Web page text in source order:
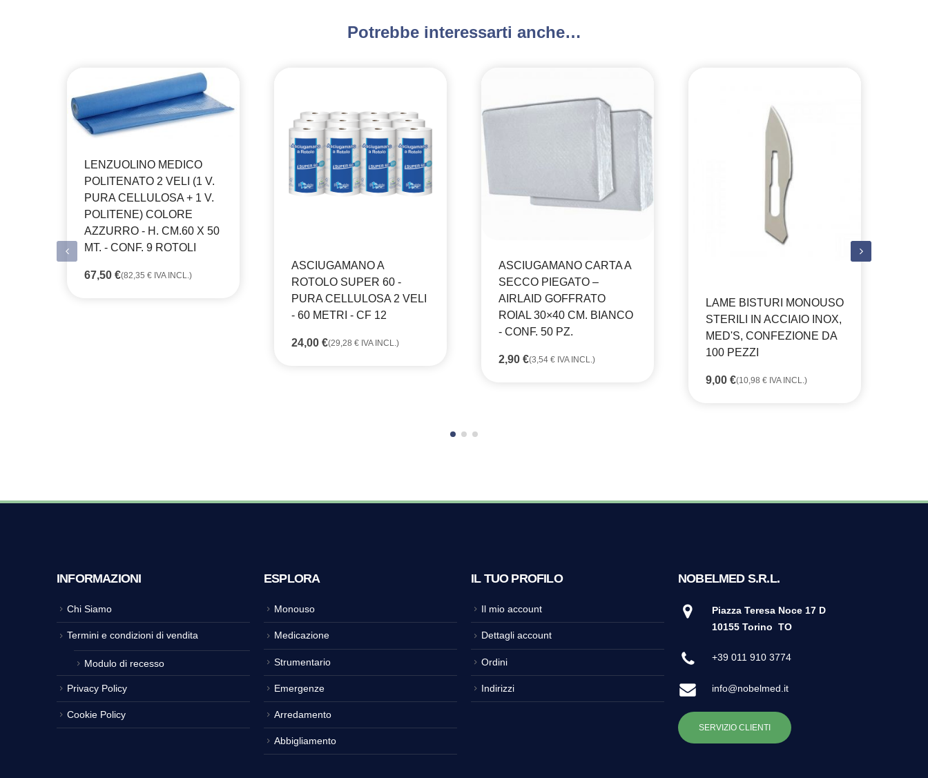
Potrebbe interessarti anche…
LENZUOLINO MEDICO
POLITENATO 2 VELI (1 V.
PURA CELLULOSA + 1 V.
POLITENE) COLORE
AZZURRO - H. CM.60 X 50
MT. - CONF. 9 ROTOLI
67,50 €(82,35 € IVA INCL.)
ASCIUGAMANO A
ROTOLO SUPER 60 -
PURA CELLULOSA 2 VELI
- 60 METRI - CF 12
24,00 €(29,28 € IVA INCL.)
ASCIUGAMANO CARTA A
SECCO PIEGATO –
AIRLAID GOFFRATO
ROIAL 30×40 CM. BIANCO
- CONF. 50 PZ.
2,90 €(3,54 € IVA INCL.)
LAME BISTURI MONOUSO
STERILI IN ACCIAIO INOX,
MED'S, CONFEZIONE DA
100 PEZZI
9,00 €(10,98 € IVA INCL.)
INFORMAZIONI
Chi Siamo
Termini e condizioni di vendita
Modulo di recesso
Privacy Policy
Cookie Policy
ESPLORA
Monouso
Medicazione
Strumentario
Emergenze
Arredamento
Abbigliamento
IL TUO PROFILO
Il mio account
Dettagli account
Ordini
Indirizzi
NOBELMED S.R.L.
Piazza Teresa Noce 17 D
10155 Torino TO
+39 011 910 3774
info@nobelmed.it
SERVIZIO CLIENTI